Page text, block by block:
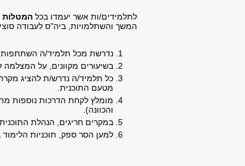
לתלמידים/ות אשר יעמדו בכל המטלות
המשך והשתלמויות, ביה"ס לעבודה
נדרשת מכל תלמיד/ה השתתפות
בשיעורים מקוונים, על המצלמה
כל תלמיד/ה נדרש/ת להציג
מטעם התוכנית.
מומלץ לקחת הדרכות נוספות
והכוונה).
במקרים חריגים, הנהלת
למען הסר ספק, תוכניות